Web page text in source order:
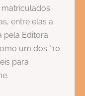
entre elas a
pela Editora
um dos "10
para